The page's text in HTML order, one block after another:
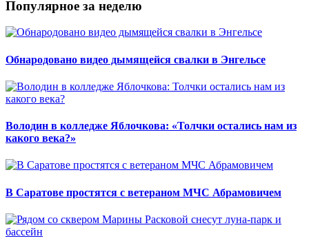
Популярное за неделю
Обнародовано видео дымящейся свалки в Энгельсе
Володин в колледже Яблочкова: «Толчки остались нам из
какого века?»
В Саратове простятся с ветераном МЧС Абрамовичем